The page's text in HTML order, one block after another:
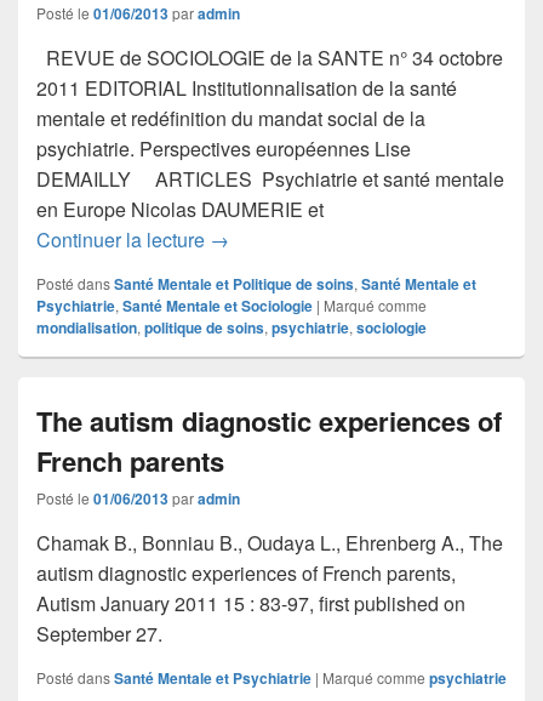
Posté le 01/06/2013paradmin
REVUE de SOCIOLOGIE de la SANTE n° 34 octobre
2011 EDITORIAL Institutionnalisation de la santé
mentale et redéfinition du mandat social de la
psychiatrie. Perspectives européennes Lise
DEMAILLY ARTICLES Psychiatrie et santé mentale
en Europe Nicolas DAUMERIE et
Continuer la lecture Les politiques de psychiatrie et santé
→
Posté dansSanté Mentale et Politique de soins, Santé Mentale et
Psychiatrie, Santé Mentale et Sociologie | Marqué comme
mondialisation, politique de soins, psychiatrie, sociologie
The autism diagnostic experiences of
French parents
Posté le 01/06/2013paradmin
Chamak B., Bonniau B., Oudaya L., Ehrenberg A., The
autism diagnostic experiences of French parents,
Autism January 2011 15 : 83-97, first published on
September 27.
Posté dansSanté Mentale et Psychiatrie | Marqué comme psychiatrie